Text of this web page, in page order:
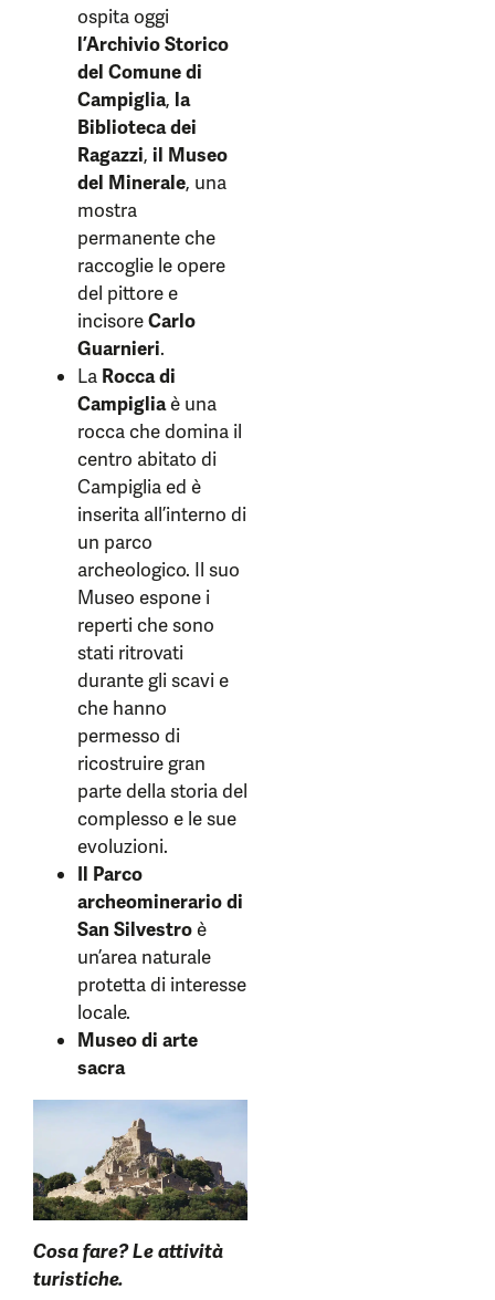
ospita oggi
l’Archivio Storico
del Comune di
Campiglia, la
Biblioteca dei
Ragazzi, il Museo
del Minerale, una
mostra
permanente che
raccoglie le opere
del pittore e
incisoreCarlo
Guarnieri.
La Rocca di
Campigliaè una
rocca che domina il
centro abitato di
Campiglia ed è
inserita all’interno di
un parco
archeologico. Il suo
Museo espone i
reperti che sono
stati ritrovati
durante gli scavi e
che hanno
permesso di
ricostruire gran
parte della storia del
complesso e le sue
evoluzioni.
Il Parco
archeominerario di
San Silvestroè
un’area naturale
protetta di interesse
locale.
Museo di arte
sacra
Cosa fare? Le attività
turistiche.